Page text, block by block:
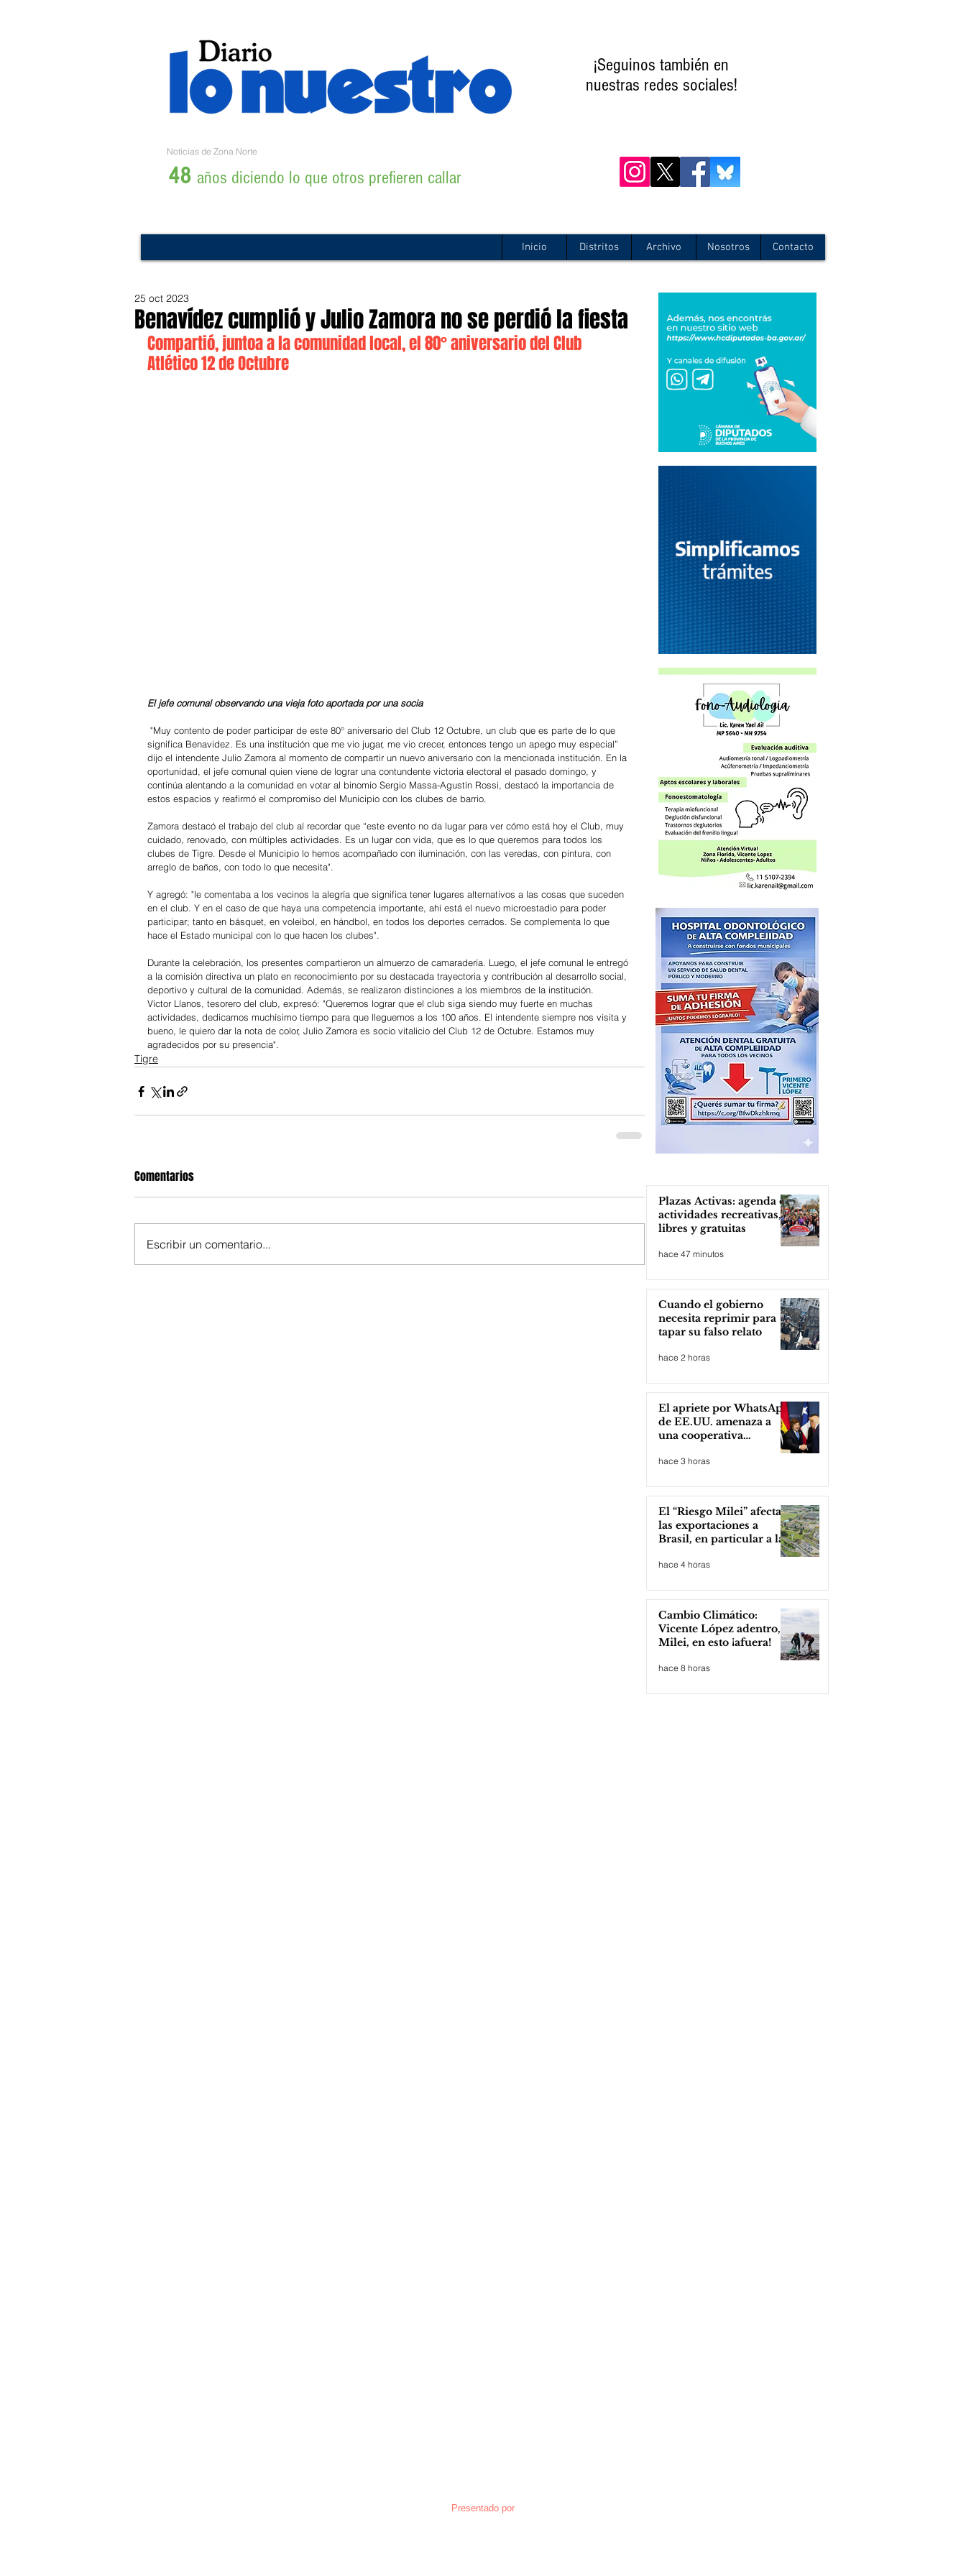
¡Seguinos también en
nuestras redes sociales!
Noticias de Zona Norte
48 años diciendo lo que otros prefieren callar
Inicio Distritos Archivo Nosotros Contacto
Benavídez cumplió y Julio Zamora no se perdió la fiesta
25 oct 2023
Compartió, juntoa a la comunidad local, el 80° aniversario del Club
Atlético 12 de Octubre
El jefe comunal observando una vieja foto aportada por una socia
significa Benavidez. Es una institución que me vio jugar, me vio crecer, entonces tengo un apego muy especial”
dijo el intendente Julio Zamora al momento de compartir un nuevo aniversario con la mencionada institución. En la
oportunidad, el jefe comunal quien viene de lograr una contundente victoria electoral el pasado domingo, y
continúa alentando a la comunidad en votar al binomio Sergio Massa-Agustín Rossi, destacó la importancia de
estos espacios y reafirmó el compromiso del Municipio con los clubes de barrio.
Zamora destacó el trabajo del club al recordar que “este evento no da lugar para ver cómo está hoy el Club, muy
cuidado, renovado, con múltiples actividades. Es un lugar con vida, que es lo que queremos para todos los
clubes de Tigre. Desde el Municipio lo hemos acompañado con iluminación, con las veredas, con pintura, con
arreglo de baños, con todo lo que necesita".
Y agregó: "le comentaba a los vecinos la alegría que significa tener lugares alternativos a las cosas que suceden
en el club. Y en el caso de que haya una competencia importante, ahí está el nuevo microestadio para poder
participar; tanto en básquet, en voleibol, en hándbol, en todos los deportes cerrados. Se complementa lo que
hace el Estado municipal con lo que hacen los clubes".
Durante la celebración, los presentes compartieron un almuerzo de camaradería. Luego, el jefe comunal le entregó
a la comisión directiva un plato en reconocimiento por su destacada trayectoria y contribución al desarrollo social,
deportivo y cultural de la comunidad. Además, se realizaron distinciones a los miembros de la institución.
Víctor Llanos, tesorero del club, expresó: "Queremos lograr que el club siga siendo muy fuerte en muchas
actividades, dedicamos muchísimo tiempo para que lleguemos a los 100 años. El intendente siempre nos visita y
bueno, le quiero dar la nota de color, Julio Zamora es socio vitalicio del Club 12 de Octubre. Estamos muy
agradecidos por su presencia".
Tigre
Comentarios
Escribir un comentario...
Plazas Activas: agenda de
actividades recreativas,
libres y gratuitas
hace 47 minutos
Cuando el gobierno
necesita reprimir para
tapar su falso relato
hace 2 horas
El apriete por WhatsApp
de EE.UU. amenaza a
una cooperativa
argentina para boicotear
a Huawei
hace 3 horas
El “Riesgo Milei” afecta
las exportaciones a
Brasil, en particular a la
industria automotriz de
la provincia
hace 4 horas
Cambio Climático:
Vicente López adentro,
Milei, en esto ¡afuera!
hace 8 horas
Presentado por